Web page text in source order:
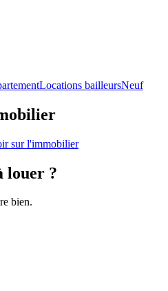
Locations bailleursNeuf
sur l'immobilier
louer ?
bien.